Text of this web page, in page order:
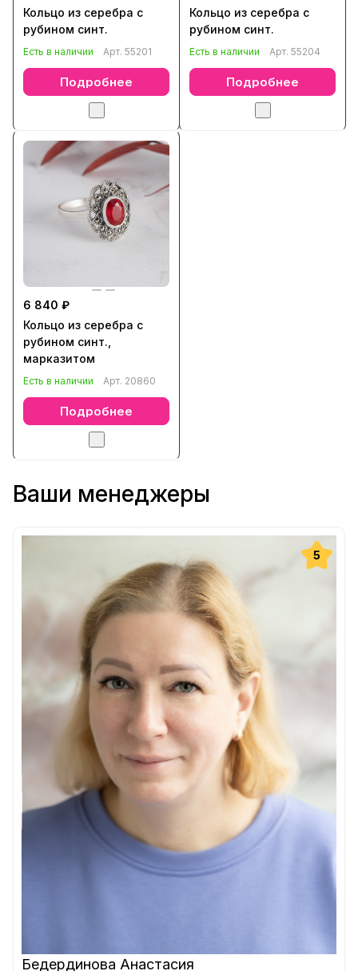
Кольцо из серебра с
рубином синт.
Есть в наличии Арт. 55201
Подробнее
Кольцо из серебра с
рубином синт.
Есть в наличии Арт. 55204
Подробнее
6 840 ₽
Кольцо из серебра с
рубином синт.,
марказитом
Есть в наличии Арт. 20860
Подробнее
Ваши менеджеры
5
Бедердинова Анастасия